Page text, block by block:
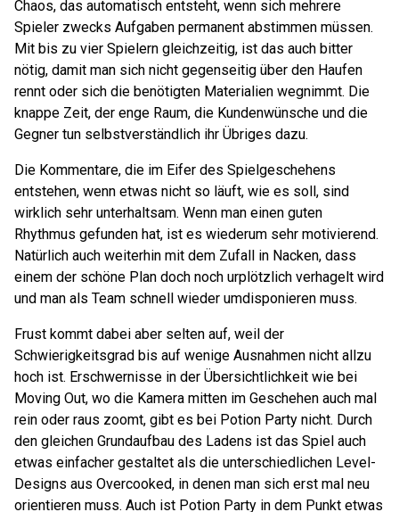
Chaos, das automatisch entsteht, wenn sich mehrere
Spieler zwecks Aufgaben permanent abstimmen müssen.
Mit bis zu vier Spielern gleichzeitig, ist das auch bitter
nötig, damit man sich nicht gegenseitig über den Haufen
rennt oder sich die benötigten Materialien wegnimmt. Die
knappe Zeit, der enge Raum, die Kundenwünsche und die
Gegner tun selbstverständlich ihr Übriges dazu.
Die Kommentare, die im Eifer des Spielgeschehens
entstehen, wenn etwas nicht so läuft, wie es soll, sind
wirklich sehr unterhaltsam. Wenn man einen guten
Rhythmus gefunden hat, ist es wiederum sehr motivierend.
Natürlich auch weiterhin mit dem Zufall in Nacken, dass
einem der schöne Plan doch noch urplötzlich verhagelt wird
und man als Team schnell wieder umdisponieren muss.
Frust kommt dabei aber selten auf, weil der
Schwierigkeitsgrad bis auf wenige Ausnahmen nicht allzu
hoch ist. Erschwernisse in der Übersichtlichkeit wie bei
Moving Out, wo die Kamera mitten im Geschehen auch mal
rein oder raus zoomt, gibt es bei Potion Party nicht. Durch
den gleichen Grundaufbau des Ladens ist das Spiel auch
etwas einfacher gestaltet als die unterschiedlichen Level-
Designs aus Overcooked, in denen man sich erst mal neu
orientieren muss. Auch ist Potion Party in dem Punkt etwas